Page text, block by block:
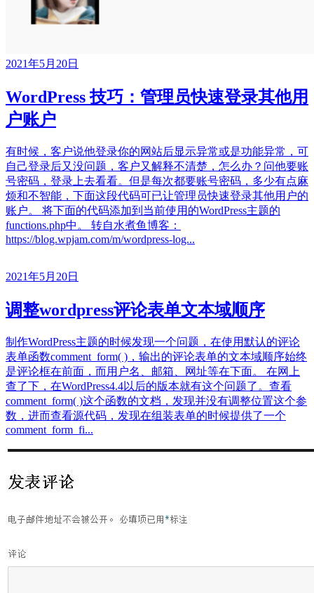
2021年5月20日
WordPress 技巧：管理员快速登录其他用
户账户
有时候，客户说他登录你的网站后显示异常或是功能异常，可
自己登录后又没问题，客户又解释不清楚，怎么办？问他要账
号密码，登录上去看看。但是每次都要账号密码，多少有点麻
烦和不智能，下面这段代码可已让管理员快速登录其他用户的
账户。 将下面的代码添加到当前使用的WordPress主题的
functions.php中。 转自水煮鱼博客：
https://blog.wpjam.com/m/wordpress-log...
2021年5月20日
调整wordpress评论表单文本域顺序
制作WordPress主题的时候发现一个问题，在使用默认的评论
表单函数comment_form( )，输出的评论表单的文本域顺序始终
是评论框在前面，而用户名、邮箱、网址等在下面。 在网上
查了下，在WordPress4.4以后的版本就有这个问题了。查看
comment_form( )这个函数的文档，发现并没有调整位置这个参
数，进而查看源代码，发现在组装表单的时候提供了一个
comment_form_fi...